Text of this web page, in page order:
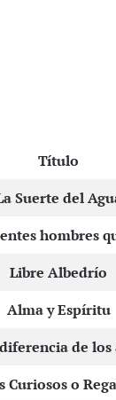
Título
Suerte del
hombres
Libre Albedrío
Alma y Espíritu
de
Curiosos o